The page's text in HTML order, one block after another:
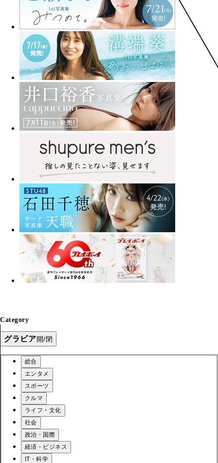
Category
グラビア開/閉
総合
エンタメ
スポーツ
クルマ
ライフ・文化
社会
政治・国際
経済・ビジネス
IT・科学